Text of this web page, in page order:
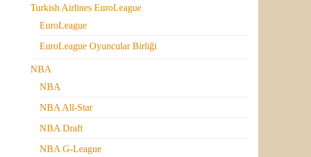
Turkish Airlines EuroLeague
EuroLeague
EuroLeague Oyuncular Birliği
NBA
NBA
NBA All-Star
NBA Draft
NBA G-League